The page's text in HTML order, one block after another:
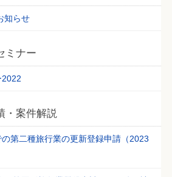
知らせ
ミナー
・案件解説
の第二種旅行業の更新登録申請（2023